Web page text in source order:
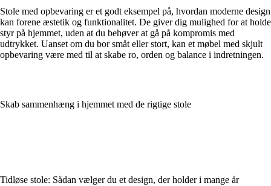
Stole med opbevaring er et godt eksempel på, hvordan moderne design
kan forene æstetik og funktionalitet. De giver dig mulighed for at holde
styr på hjemmet, uden at du behøver at gå på kompromis med
udtrykket. Uanset om du bor småt eller stort, kan et møbel med skjult
opbevaring være med til at skabe ro, orden og balance i indretningen.
Skab sammenhæng i hjemmet med de rigtige stole
Tidløse stole: Sådan vælger du et design, der holder i mange år